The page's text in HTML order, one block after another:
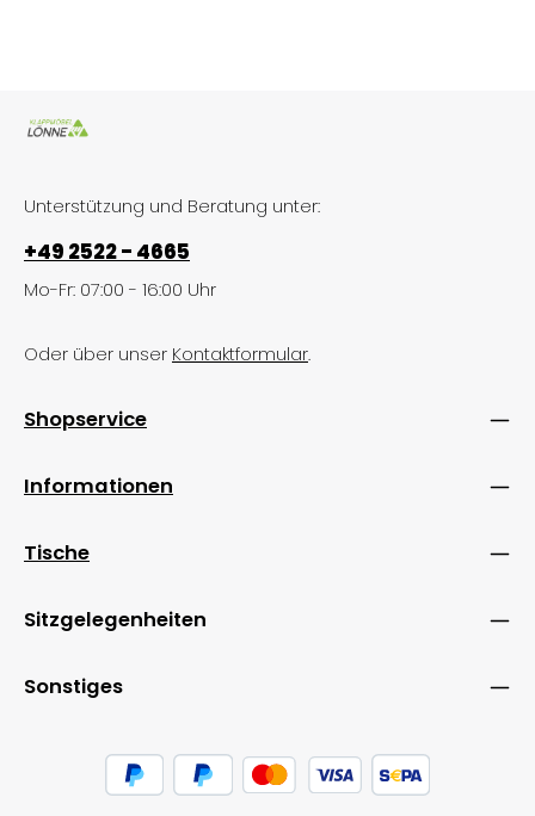
Unterstützung und Beratung unter:
+49 2522 - 4665
Mo-Fr: 07:00 - 16:00 Uhr
Oder über unser Kontaktformular.
Shopservice
Informationen
Tische
Sitzgelegenheiten
Sonstiges